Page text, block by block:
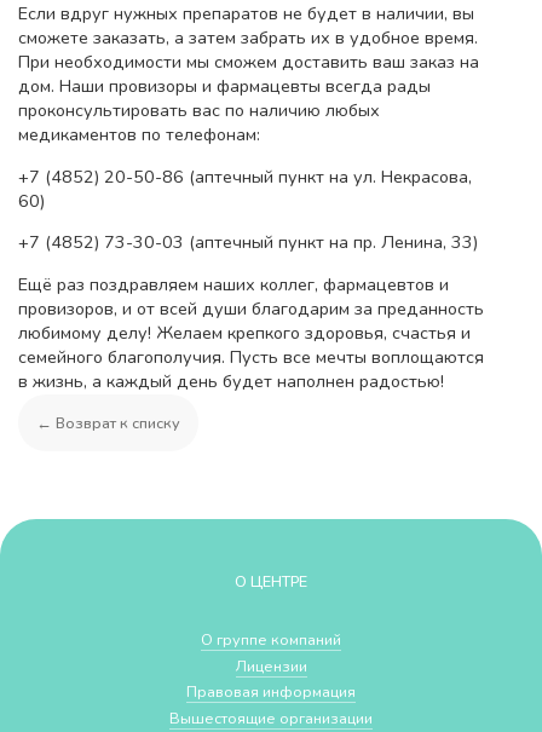
Если вдруг нужных препаратов не будет в наличии, вы
сможете заказать, а затем забрать их в удобное время.
При необходимости мы сможем доставить ваш заказ на
дом. Наши провизоры и фармацевты всегда рады
проконсультировать вас по наличию любых
медикаментов по телефонам:
+7 (4852) 20-50-86 (аптечный пункт на ул. Некрасова,
60)
+7 (4852) 73-30-03 (аптечный пункт на пр. Ленина, 33)
Ещё раз поздравляем наших коллег, фармацевтов и
провизоров, и от всей души благодарим за преданность
любимому делу! Желаем крепкого здоровья, счастья и
семейного благополучия. Пусть все мечты воплощаются
в жизнь, а каждый день будет наполнен радостью!
← Возврат к списку
О ЦЕНТРЕ
О группе компаний
Лицензии
Правовая информация
Вышестоящие организации